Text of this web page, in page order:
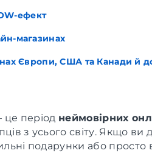
ефект
магазинах
Європи, США та Канади й
це період неймовірних
з усього світу. Якщо ви
подарунки або просто